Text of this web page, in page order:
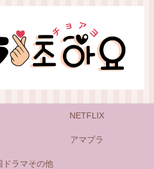
NETFLIX
アマプラ
ドラマその他